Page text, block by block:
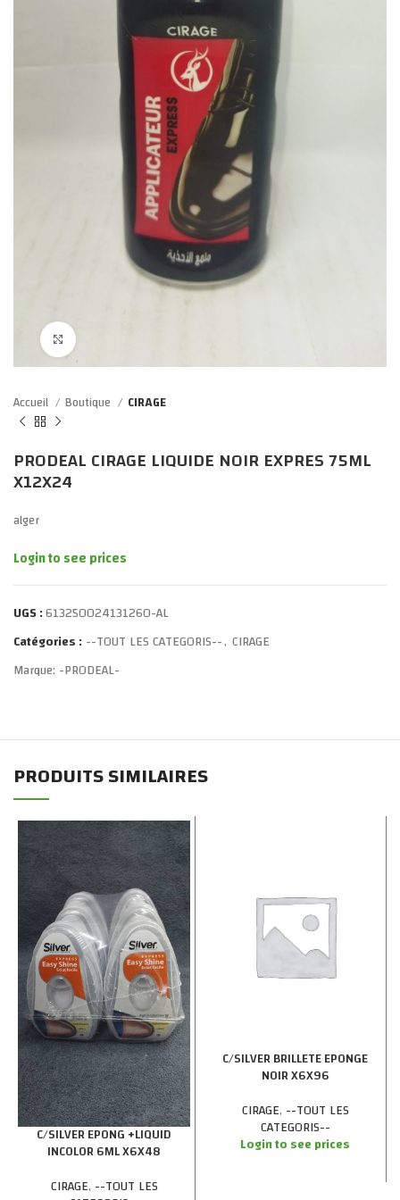
Accueil Boutique CIRAGE
PRODEAL CIRAGE LIQUIDE NOIR EXPRES 75ML
X12X24
alger
Login to see prices
UGS :613250024131260-AL
Catégories :--TOUT LES CATEGORIS--, CIRAGE
Marque: -PRODEAL-
PRODUITS SIMILAIRES
C/SILVER EPONG +LIQUID
INCOLOR 6ML X6X48
CIRAGE, --TOUT LES
C/SILVER BRILLETE EPONGE
NOIR X6X96
CIRAGE, --TOUT LES
CATEGORIS--
Login to see prices